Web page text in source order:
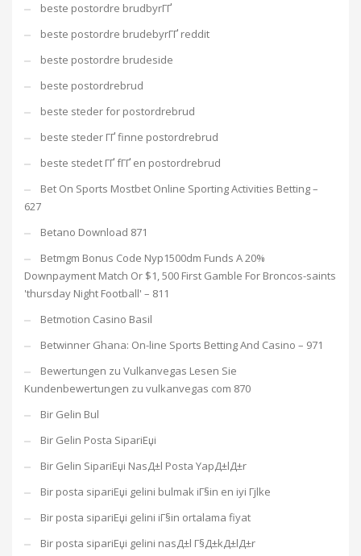
beste postordre brudbyrГҐ
beste postordre brudebyrГҐ reddit
beste postordre brudeside
beste postordrebrud
beste steder for postordrebrud
beste steder ГҐ finne postordrebrud
beste stedet ГҐ fГҐ en postordrebrud
Bet On Sports Mostbet Online Sporting Activities Betting –
627
Betano Download 871
Betmgm Bonus Code Nyp1500dm Funds A 20%
Downpayment Match Or $1, 500 First Gamble For Broncos-saints
'thursday Night Football' – 811
Betmotion Casino Basil
Betwinner Ghana: On-line Sports Betting And Casino – 971
Bewertungen zu Vulkanvegas Lesen Sie
Kundenbewertungen zu vulkanvegas com 870
Bir Gelin Bul
Bir Gelin Posta SipariЕџi
Bir Gelin SipariЕџi NasД±l Posta YapД±lД±r
Bir posta sipariЕџi gelini bulmak iГ§in en iyi Гјlke
Bir posta sipariЕџi gelini iГ§in ortalama fiyat
Bir posta sipariЕџi gelini nasД±l Г§Д±kД±lД±r